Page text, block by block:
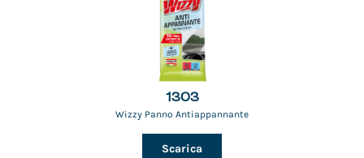
1303
Wizzy Panno Antiappannante
Scarica